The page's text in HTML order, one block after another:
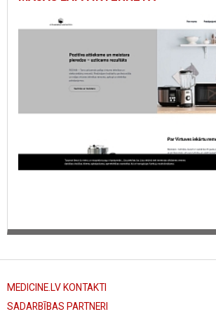
MEDICINE.LV KONTAKTI
SADARBĪBAS PARTNERI